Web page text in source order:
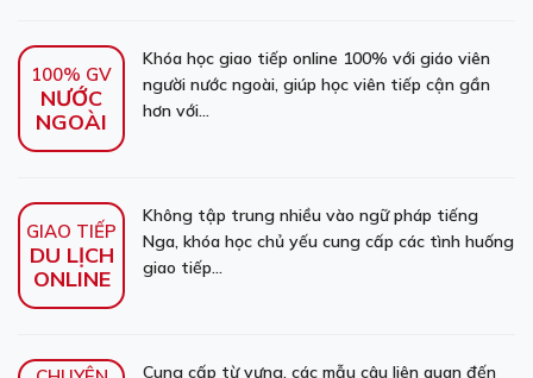
100% GV
NƯỚC
NGOÀI
Khóa học giao tiếp online 100% với giáo viên
người nước ngoài, giúp học viên tiếp cận gần
hơn với...
GIAO TIẾP
DU LỊCH
ONLINE
Không tập trung nhiều vào ngữ pháp tiếng
Nga, khóa học chủ yếu cung cấp các tình huống
giao tiếp...
Cung cấp từ vựng, các mẫu câu liên quan đến